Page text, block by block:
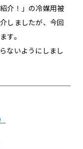
介！」の冷媒用被
しましたが、今回
す。
ないようにしまし